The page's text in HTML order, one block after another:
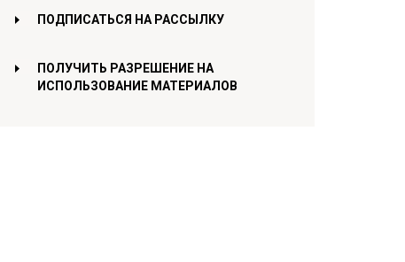
ПОДПИСАТЬСЯ НА РАССЫЛКУ
ПОЛУЧИТЬ РАЗРЕШЕНИЕ НА
ИСПОЛЬЗОВАНИЕ МАТЕРИАЛОВ